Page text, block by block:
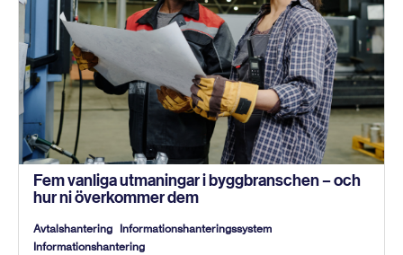
Fem vanliga utmaningar i byggbranschen – och
hur ni överkommer dem
Avtalshantering Informationshanteringssystem
Informationshantering